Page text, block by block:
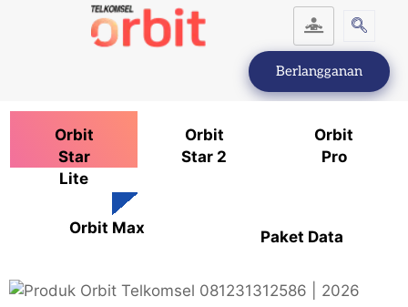
Berlangganan
Orbit
Star
Lite
Orbit
Star 2
Orbit
Pro
Orbit Max Paket Data